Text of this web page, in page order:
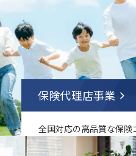
保険代理店事業
全国対応の高品質な保険
サービスを展開していま